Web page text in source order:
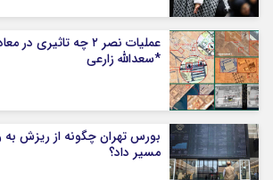
عملیات نصر ۲ چه
*سعدالله زارعی
بورس تهران چگونه از ریزش به
مسیر داد؟